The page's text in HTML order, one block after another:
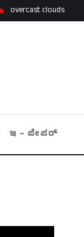
overcast clouds
ಇ – ಪೇಪರ್